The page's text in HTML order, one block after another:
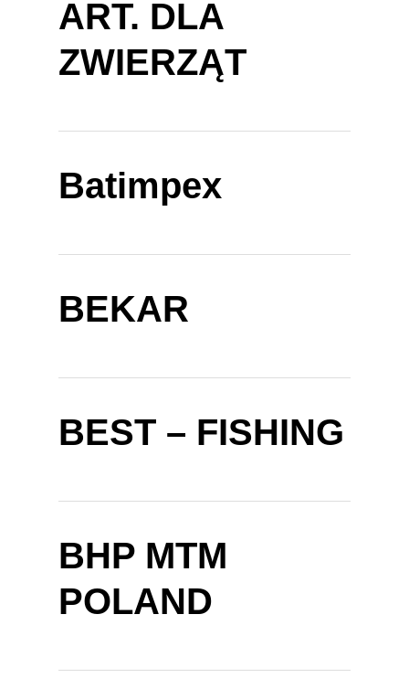
ART. DLA
ZWIERZĄT
Batimpex
BEKAR
BEST – FISHING
BHP MTM
POLAND